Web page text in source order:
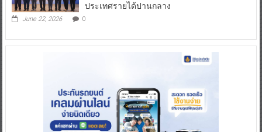
ประเทศรายได้ปานกลาง
June 22, 2026 0